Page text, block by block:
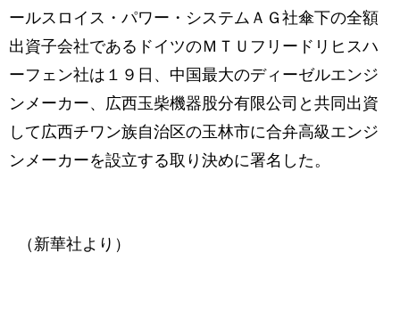
写真
中日対訳
ールスロイス・パワー・システムＡＧ社傘下の全額
出資子会社であるドイツのＭＴＵフリードリヒスハ
ーフェン社は１９日、中国最大のディーゼルエンジ
ンメーカー、広西玉柴機器股分有限公司と共同出資
して広西チワン族自治区の玉林市に合弁高級エンジ
ンメーカーを設立する取り決めに署名した。
（新華社より）